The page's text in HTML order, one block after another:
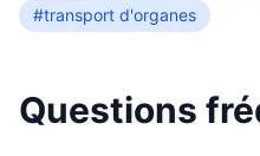
#transport d'organes
Questions